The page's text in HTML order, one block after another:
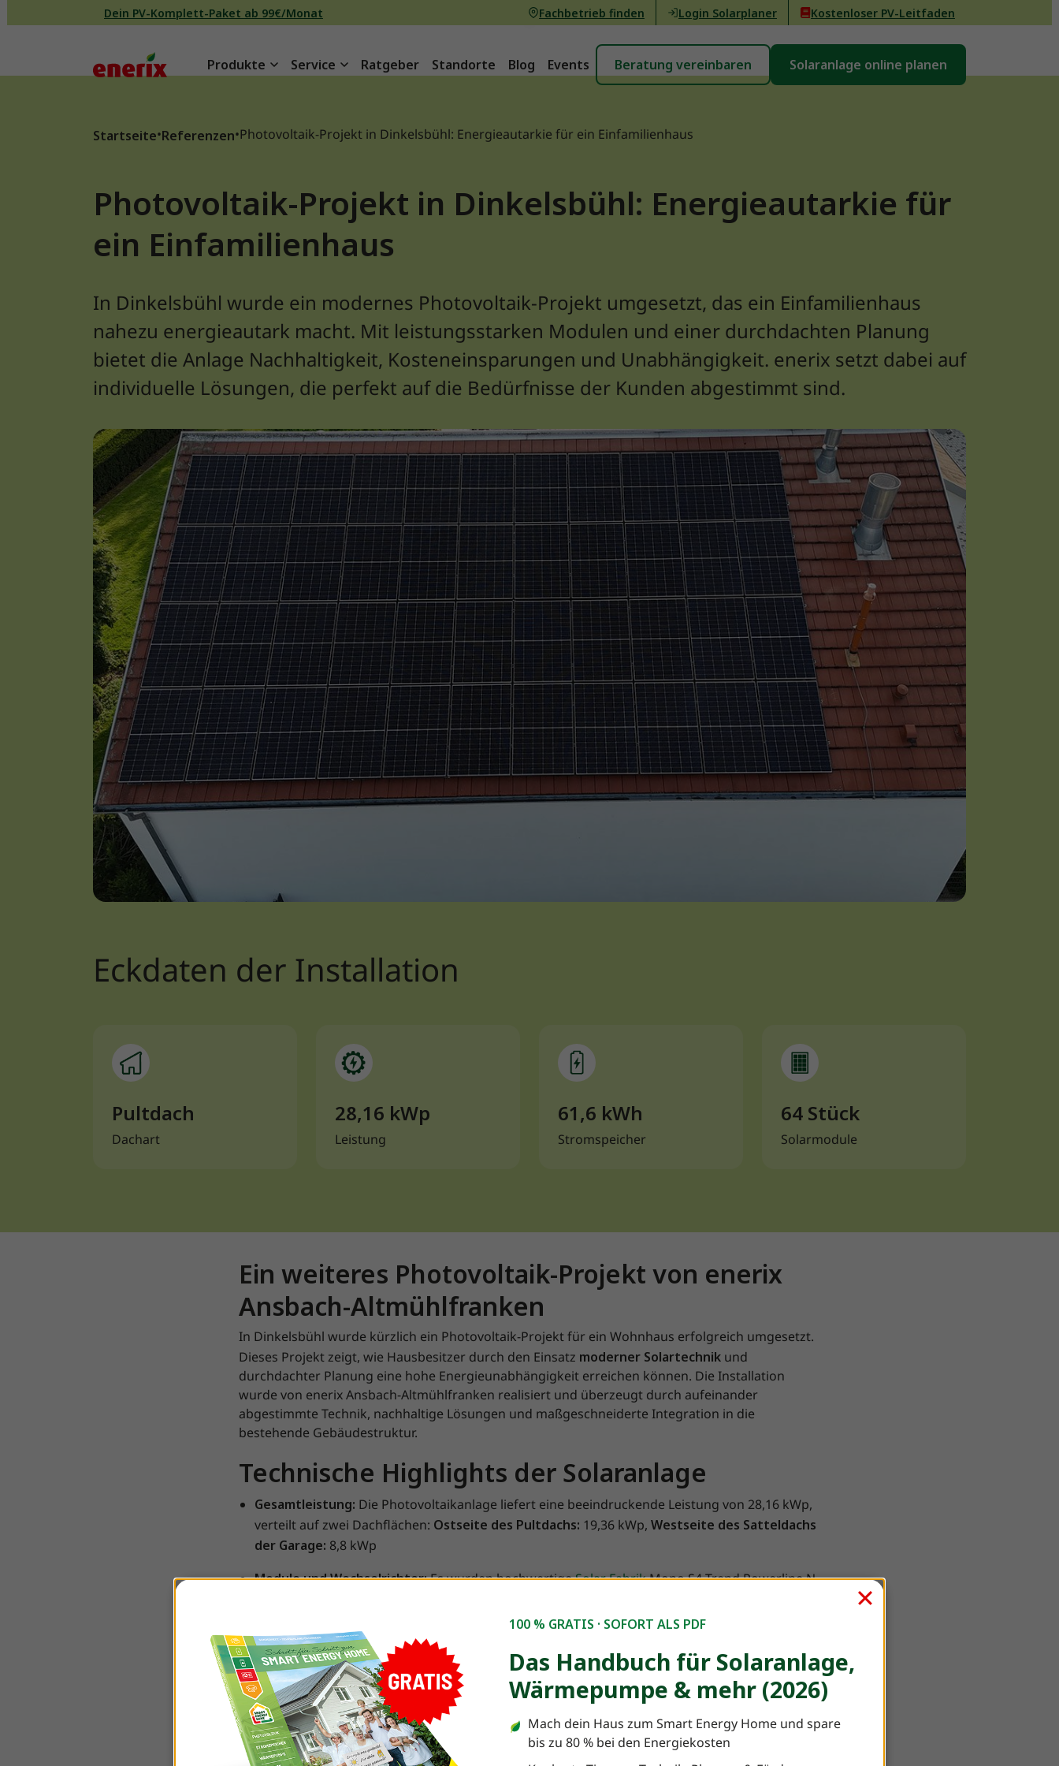
Direkt zum Inhalt wechselnDein PV-Komplett-Paket ab 99€/Monat Fachbetrieb finden Login Solarplaner Kostenloser PV-Leitfaden
Hauptnavigation
Produkte Service Ratgeber Standorte Blog Events Beratung vereinbaren Solaranlage online planen
Startseite•Referenzen•Photovoltaik-Projekt in Dinkelsbühl: Energieautarkie für ein Einfamilienhaus
Photovoltaik-Projekt in Dinkelsbühl: Energieautarkie für
ein Einfamilienhaus
In Dinkelsbühl wurde ein modernes Photovoltaik-Projekt umgesetzt, das ein Einfamilienhaus
nahezu energieautark macht. Mit leistungsstarken Modulen und einer durchdachten Planung
bietet die Anlage Nachhaltigkeit, Kosteneinsparungen und Unabhängigkeit. enerix setzt dabei auf
individuelle Lösungen, die perfekt auf die Bedürfnisse der Kunden abgestimmt sind.
Eckdaten der Installation
Pultdach
Dachart
28,16 kWp
Leistung
61,6 kWh
Stromspeicher
64 Stück
Solarmodule
Ein weiteres Photovoltaik-Projekt von enerix
Ansbach-Altmühlfranken
In Dinkelsbühl wurde kürzlich ein Photovoltaik-Projekt für ein Wohnhaus erfolgreich umgesetzt.
Dieses Projekt zeigt, wie Hausbesitzer durch den Einsatz moderner Solartechnikund
durchdachter Planung eine hohe Energieunabhängigkeit erreichen können. Die Installation
wurde von enerix Ansbach-Altmühlfranken realisiert und überzeugt durch aufeinander
abgestimmte Technik, nachhaltige Lösungen und maßgeschneiderte Integration in die
bestehende Gebäudestruktur.
Technische Highlights der Solaranlage
Gesamtleistung: Die Photovoltaikanlage liefert eine beeindruckende Leistung von 28,16 kWp,
verteilt auf zwei Dachflächen: Ostseite des Pultdachs: 19,36 kWp, Westseite des Satteldachs
der Garage: 8,8 kWp
Module und Wechselrichter:Es wurden hochwertigeSolar FabrikMono S4 Trend Powerline N
Diese Kombination ermöglicht es dem Haushalt den Solarstrom optimal zu nutzen und zu einem
großen Teil Autark zu leben.
Besonderheiten des PV-Projekts
Integration in die Blitzschutzanlage: Die Unterkonstruktion vonAEROCOMPACT der
Solarmodule wurde durch den Blitzschutzfachmann nahtlos in die bestehende
100 % GRATIS · SOFORT ALS PDF
Das Handbuch für Solaranlage,
Wärmepumpe & mehr (2026)
Mach dein Haus zum Smart Energy Home und spare
bis zu 80 % bei den Energiekosten